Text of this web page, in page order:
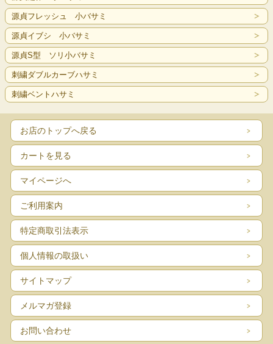
源貞フレッシュ 小バサミ
源貞イブシ 小バサミ
源貞S型 ソリ小バサミ
刺繍ダブルカーブハサミ
刺繍ベントハサミ
お店のトップへ戻る
カートを見る
マイページへ
ご利用案内
特定商取引法表示
個人情報の取扱い
サイトマップ
メルマガ登録
お問い合わせ